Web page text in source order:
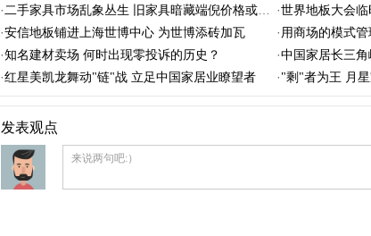
·二手家具市场乱象丛生 旧家具暗藏端倪价格或飙升 ·世界地板大会
·安信地板铺进上海世博中心 为世博添砖加瓦 · 用商场的模式管
·知名建材卖场 何时出现零投诉的历史？ ·中国家居长三
·红星美凯龙舞动"链"战 立足中国家居业瞭望者 · "剩"者为王 月
发表观点
来说两句吧:）